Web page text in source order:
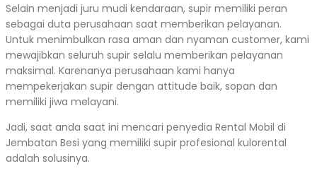
Selain menjadi juru mudi kendaraan, supir memiliki peran
sebagai duta perusahaan saat memberikan pelayanan.
Untuk menimbulkan rasa aman dan nyaman customer, kami
mewajibkan seluruh supir selalu memberikan pelayanan
maksimal. Karenanya perusahaan kami hanya
mempekerjakan supir dengan attitude baik, sopan dan
memiliki jiwa melayani.
Jadi, saat anda saat ini mencari penyedia Rental Mobil di
Jembatan Besi yang memiliki supir profesional kulorental
adalah solusinya.